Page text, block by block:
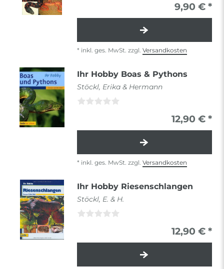
9,90 € *
* inkl. ges. MwSt. zzgl. Versandkosten
Ihr Hobby Boas & Pythons
Stöckl, Erika & Hermann
12,90 € *
* inkl. ges. MwSt. zzgl. Versandkosten
Ihr Hobby Riesenschlangen
Stöckl, E. & H.
12,90 € *